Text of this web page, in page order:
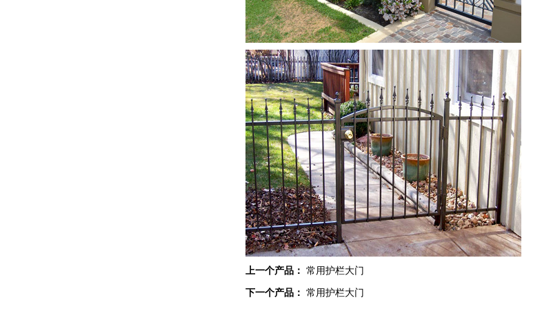
上一个产品： 常用护栏大门
下一个产品： 常用护栏大门